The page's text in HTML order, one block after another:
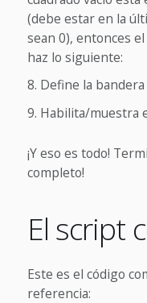
(debe estar en la
sean 0), entonces
haz lo siguiente:
Define la
Habilita/muestra
¡Y eso es todo!
completo!
El script
Este es el código
referencia: